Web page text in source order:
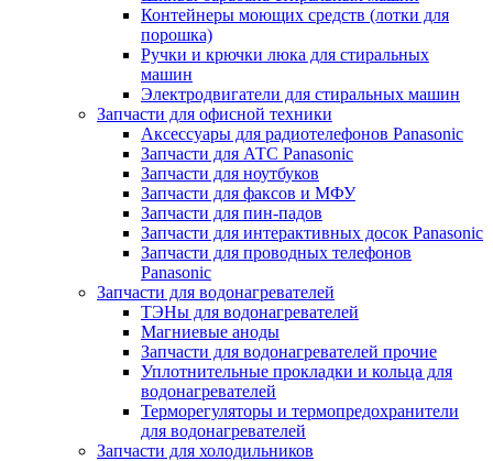
Контейнеры моющих средств (лотки для
порошка)
Ручки и крючки люка для стиральных
машин
Электродвигатели для стиральных машин
Запчасти для офисной техники
Аксессуары для радиотелефонов Panasonic
Запчасти для АТС Panasonic
Запчасти для ноутбуков
Запчасти для факсов и МФУ
Запчасти для пин-падов
Запчасти для интерактивных досок Panasonic
Запчасти для проводных телефонов
Panasonic
Запчасти для водонагревателей
ТЭНы для водонагревателей
Магниевые аноды
Запчасти для водонагревателей прочие
Уплотнительные прокладки и кольца для
водонагревателей
Терморегуляторы и термопредохранители
для водонагревателей
Запчасти для холодильников